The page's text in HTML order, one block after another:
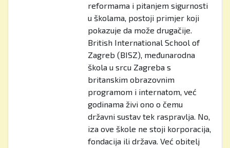
reformama i pitanjem sigurnosti
u školama, postoji primjer koji
pokazuje da može drugačije.
British International School of
Zagreb (BISZ), međunarodna
škola u srcu Zagreba s
britanskim obrazovnim
programom i internatom, već
godinama živi ono o čemu
državni sustav tek raspravlja. No,
iza ove škole ne stoji korporacija,
fondacija ili država. Već obitelj